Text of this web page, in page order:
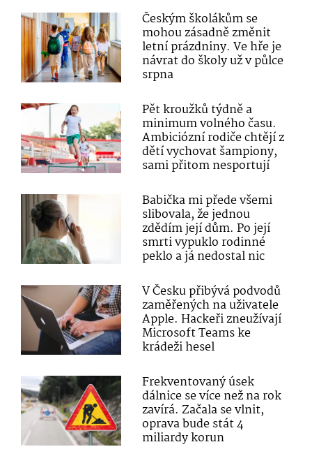
Českým školákům se
mohou zásadně změnit
letní prázdniny. Ve hře je
návrat do školy už v půlce
srpna
Pět kroužků týdně a
minimum volného času.
Ambiciózní rodiče chtějí z
dětí vychovat šampiony,
sami přitom nesportují
Babička mi přede všemi
slibovala, že jednou
zdědím její dům. Po její
smrti vypuklo rodinné
peklo a já nedostal nic
V Česku přibývá podvodů
zaměřených na uživatele
Apple. Hackeři zneužívají
Microsoft Teams ke
krádeži hesel
Frekventovaný úsek
dálnice se více než na rok
zavírá. Začala se vlnit,
oprava bude stát 4
miliardy korun